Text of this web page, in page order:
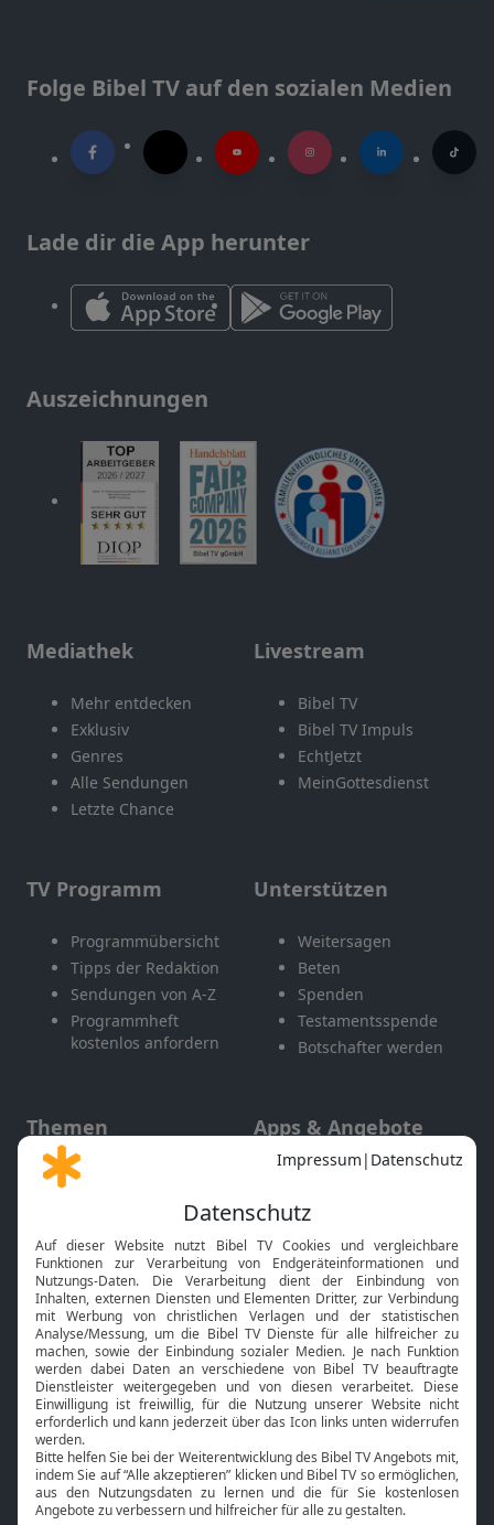
Folge Bibel TV auf den sozialen Medien
Lade dir die App herunter
Auszeichnungen
Mediathek
Mehr entdecken
Exklusiv
Genres
Alle Sendungen
Letzte Chance
Livestream
Bibel TV
Bibel TV Impuls
EchtJetzt
MeinGottesdienst
TV Programm
Programmübersicht
Tipps der Redaktion
Sendungen von A-Z
Programmheft
kostenlos anfordern
Unterstützen
Weitersagen
Beten
Spenden
Testamentsspende
Botschafter werden
Themen
Gott und Bibel erklärt
Neuigkeiten
Apps & Angebote
Mobile App
Smart TV
HbbTV
Bibelthek Online-Bibel
Nächster Gottesdienst
Bibel TV
Über uns
Jobs
Service
Kontakt
TV-Empfang